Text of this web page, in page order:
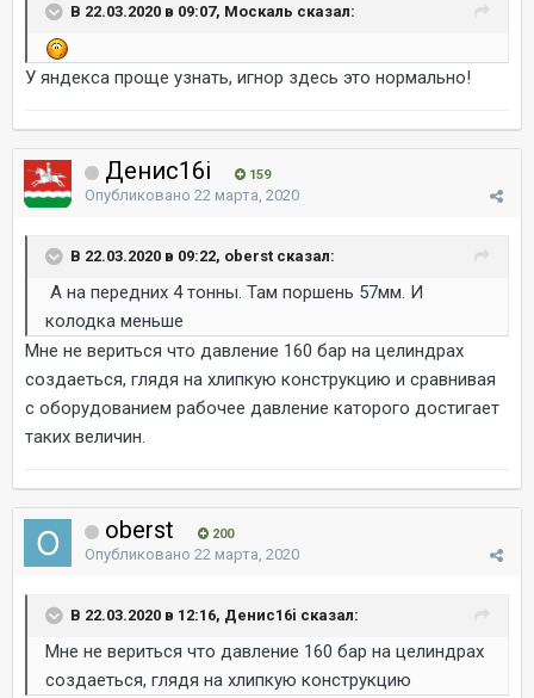
В 22.03.2020 в 09:07, Москаль сказал:
У яндекса проще узнать, игнор здесь это нормально!
Денис16i 159
Опубликовано 22 марта, 2020
В 22.03.2020 в 09:22, oberst сказал:
А на передних 4 тонны. Там поршень 57мм. И
колодка меньше
Мне не вериться что давление 160 бар на целиндрах
создаеться, глядя на хлипкую конструкцию и сравнивая
с оборудованием рабочее давление каторого достигает
таких величин.
oberst 200
Опубликовано 22 марта, 2020
В 22.03.2020 в 12:16, Денис16i сказал:
Мне не вериться что давление 160 бар на целиндрах
создаеться, глядя на хлипкую конструкцию